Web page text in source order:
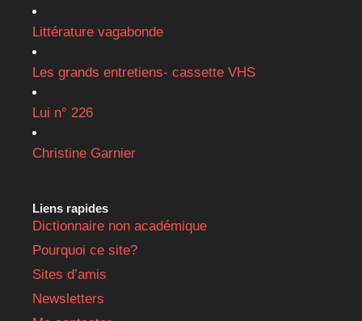
Littérature vagabonde
Les grands entretiens- cassette VHS
Lui n° 226
Christine Garnier
Liens rapides
Dictionnaire non académique
Pourquoi ce site?
Sites d’amis
Newsletters